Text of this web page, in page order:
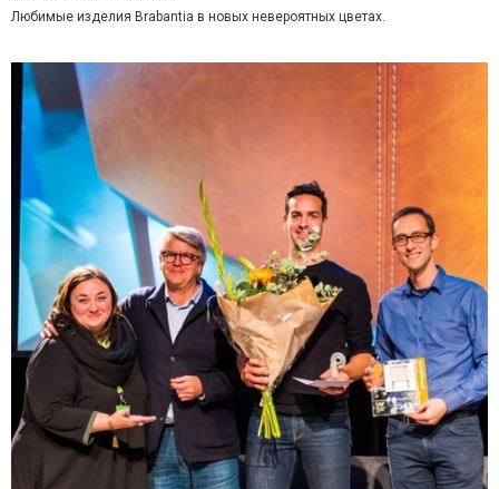
Любимые изделия Brabantia в новых невероятных цветах.